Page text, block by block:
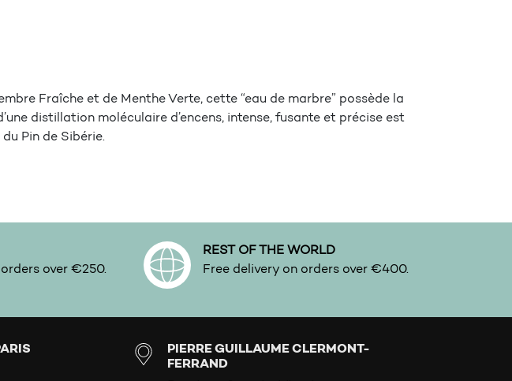
Fraîche et de Menthe Verte, cette “eau de marbre” possède la
distillation moléculaire d’encens, intense, fusante et précise est
Pin de Sibérie.
over €250.
REST OF THE WORLD
Free delivery on orders over €400.
PIERRE GUILLAUME CLERMONT-
FERRAND